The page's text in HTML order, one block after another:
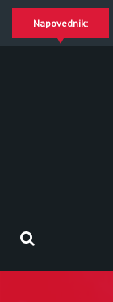
Napovednik:
+ Šesti
+ Morywa